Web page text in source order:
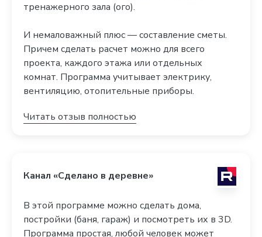
тренажерного зала (ого).
И немаловажный плюс — составление сметы.
Причем сделать расчет можно для всего
проекта, каждого этажа или отдельных
комнат. Программа учитывает электрику,
вентиляцию, отопительные приборы.
Читать отзыв полностью
Канал «Сделано в деревне»
В этой программе можно сделать дома,
постройки (баня, гараж) и посмотреть их в 3D.
Программа простая, любой человек может